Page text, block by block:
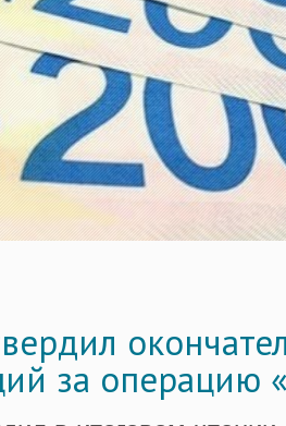
за операцию